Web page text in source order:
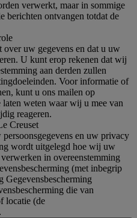
verwerkt, maar in sommige
berichten ontvangen totdat de
over uw gegevens en dat u uw
U kunt erop rekenen dat wij
aan derden zullen
Voor informatie of
kunt u ons mailen op
laten weten waar wij u mee van
reageren.
Creuset
en uw privacy
wordt uitgelegd hoe wij uw
in overeenstemming
(met inbegrip
Gegevensbescherming
die van
locatie (de